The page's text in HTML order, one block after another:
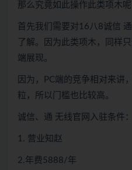
那么究竟如此操作此类项木呢
首先我们需要对16八8诚信
了解。因为此类项木，同样
端展现。
因为，PC端的竞争相对来讲
粒，所以门槛也比较高。
诚信、通 无线官网入驻条件：
1. 营业知赵
2.年费5888/年